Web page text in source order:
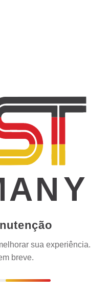
Y
sua experiência.
breve.